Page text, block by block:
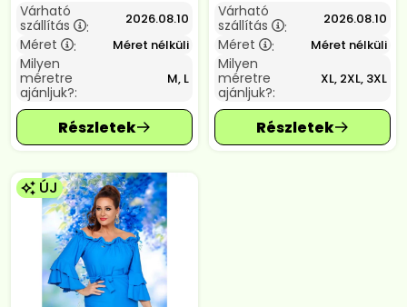
Várható
szállítás
: 2026.08.10
Méret : Méret nélküli
Milyen
méretre
ajánljuk?:
M, L
Várható
szállítás
: 2026.08.10
Méret : Méret nélküli
Milyen
méretre
ajánljuk?:
XL, 2XL, 3XL
ÚJ